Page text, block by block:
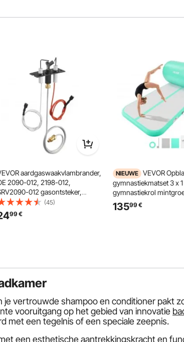
aardgaswaakvlambrander,
2090-012, 2198-012,
012 gasontsteker,
voor
geschikt voor
Heat & Glo, Quadra-Fire,
(45)
99€
NIEUWE VEVOR
gymnastiekmatset 3 x
gymnastiekrol
gym, buiten en yoga,
versterkte naden,
13599€
vertrouwde shampoo en conditioner pakt
vooruitgang op het gebied van innovatie
met een tegelnis of een speciale zeepnis.
een esthetische aantrekkingskracht en